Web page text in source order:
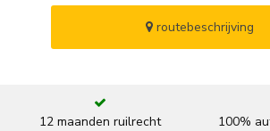
routebeschrijving
12 maanden ruilrecht 100%